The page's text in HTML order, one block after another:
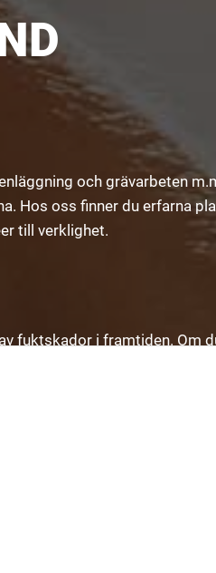
och grävarbeten
Hos oss finner du erfarna
till verklighet.
fuktskador i framtiden. Om